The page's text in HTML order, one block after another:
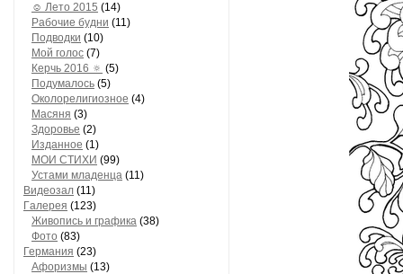
☺ Лето 2015 (14)
Рабочие будни (11)
Подводки (10)
Мой голос (7)
Керчь 2016 🔅 (5)
Подумалось (5)
Околорелигиозное (4)
Масяня (3)
Здоровье (2)
Изданное (1)
МОИ СТИХИ (99)
Устами младенца (11)
Видеозал (11)
Гaлерея (123)
Живопись и грaфикa (38)
Фото (83)
Гермaния (23)
Aфоризмы (13)